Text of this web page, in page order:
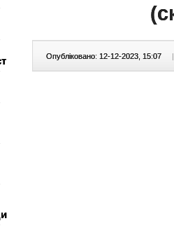
Опубліковано: 12-12-2023, 15:07 |